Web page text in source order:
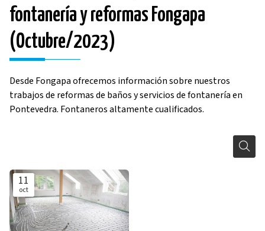
fontanería y reformas Fongapa
(Octubre/2023)
Desde Fongapa ofrecemos información sobre nuestros
trabajos de reformas de baños y servicios de fontanería en
Pontevedra. Fontaneros altamente cualificados.
11
oct